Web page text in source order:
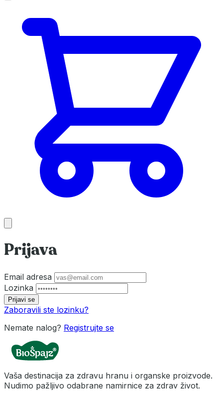
Prijava
Email adresa
Lozinka
Prijavi se
Zaboravili ste lozinku?
Nemate nalog? Registrujte se
Vaša destinacija za zdravu hranu i organske proizvode.
Nudimo pažljivo odabrane namirnice za zdrav život.